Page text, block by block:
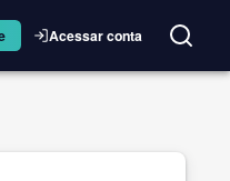
Acessar conta